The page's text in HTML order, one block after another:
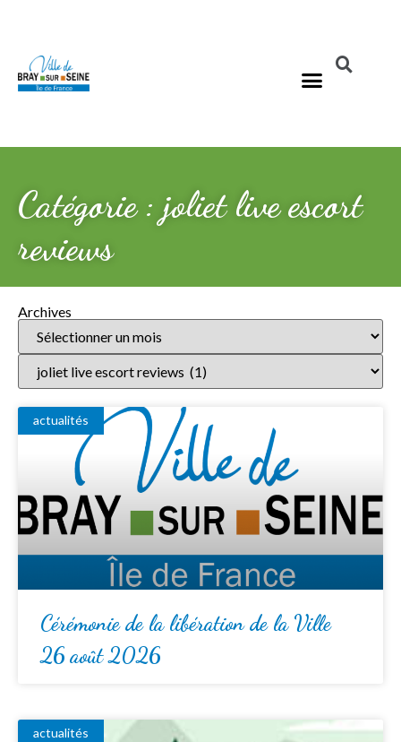
Catégorie : joliet live escort
reviews
Archives
actualités
Cérémonie de la libération de la Ville
26 août 2026
actualités